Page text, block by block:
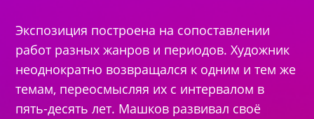
Экспозиция построена на сопоставлении
работ разных жанров и периодов. Художник
неоднократно возвращался к одним и тем же
темам, переосмысляя их с интервалом в
пять-десять лет. Машков развивал своё